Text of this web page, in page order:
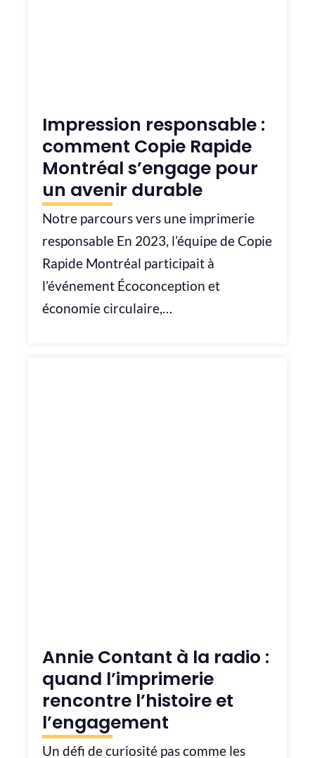
Impression responsable :
comment Copie Rapide
Montréal s’engage pour
un avenir durable
Notre parcours vers une imprimerie
responsable En 2023, l’équipe de Copie
Rapide Montréal participait à
l’événement Écoconception et
économie circulaire,…
Annie Contant à la radio :
quand l’imprimerie
rencontre l’histoire et
l’engagement
Un défi de curiosité pas comme les